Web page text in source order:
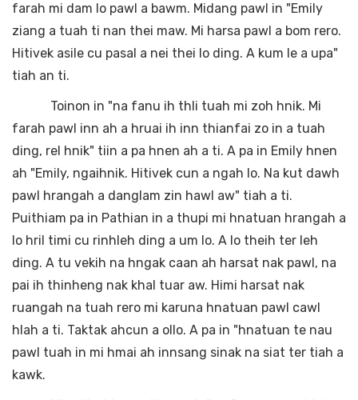
farah mi dam lo pawl a bawm. Midang pawl in "Emily
ziang a tuah ti nan thei maw. Mi harsa pawl a bom rero.
Hitivek asile cu pasal a nei thei lo ding. A kum le a upa"
tiah an ti.
Toinon in "na fanu ih thli tuah mi zoh hnik. Mi
farah pawl inn ah a hruai ih inn thianfai zo in a tuah
ding, rel hnik" tiin a pa hnen ah a ti. A pa in Emily hnen
ah "Emily, ngaihnik. Hitivek cun a ngah lo. Na kut dawh
pawl hrangah a danglam zin hawl aw" tiah a ti.
Puithiam pa in Pathian in a thupi mi hnatuan hrangah a
lo hril timi cu rinhleh ding a um lo. A lo theih ter leh
ding. A tu vekih na hngak caan ah harsat nak pawl, na
pai ih thinheng nak khal tuar aw. Himi harsat nak
ruangah na tuah rero mi karuna hnatuan pawl cawl
hlah a ti. Taktak ahcun a ollo. A pa in "hnatuan te nau
pawl tuah in mi hmai ah innsang sinak na siat ter tiah a
kawk.